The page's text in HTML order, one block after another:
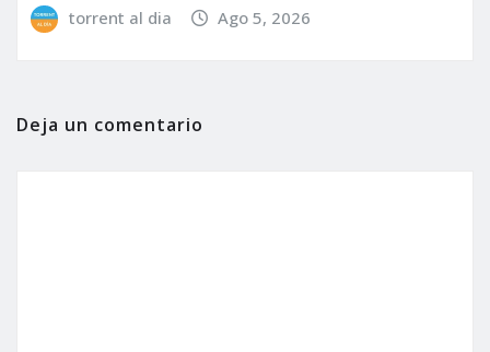
torrent al dia Ago 5, 2026
Deja un comentario